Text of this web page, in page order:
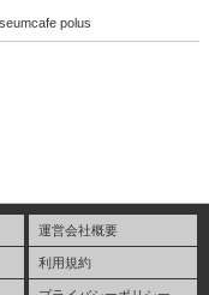
polus
運営会社概要
利用規約